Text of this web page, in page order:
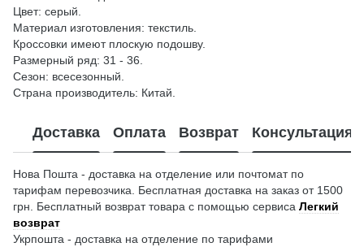
Цвет: серый.
Материал изготовления: текстиль.
Кроссовки имеют плоскую подошву.
Размерный ряд: 31 - 36.
Сезон: всесезонный.
Страна производитель: Китай.
Доставка Оплата Возврат Консультация
Нова Пошта - доставка на отделение или почтомат по
тарифам перевозчика. Бесплатная доставка на заказ от 1500
грн. Бесплатный возврат товара с помощью сервиса Легкий
возврат
Укрпошта - доставка на отделение по тарифами